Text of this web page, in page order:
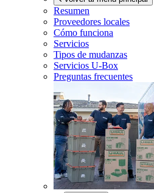
Resumen
Proveedores locales
Cómo funciona
Servicios
Tipos de mudanzas
Servicios U-Box
Preguntas frecuentes